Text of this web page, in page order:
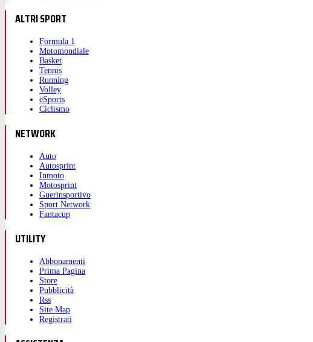
ALTRI SPORT
Formula 1
Motomondiale
Basket
Tennis
Running
Volley
eSports
Ciclismo
NETWORK
Auto
Autosprint
Inmoto
Motosprint
Guerinsportivo
Sport Network
Fantacup
UTILITY
Abbonamenti
Prima Pagina
Store
Pubblicità
Rss
Site Map
Registrati